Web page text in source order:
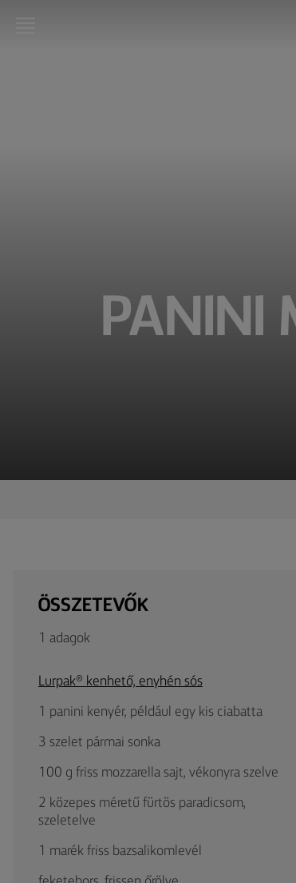
Magyarország
PANINI
ÖSSZETEVŐK
1 adagok
Lurpak® kenhető, enyhén sós
1 panini kenyér, például egy kis ciabatta
3 szelet pármai sonka
100 g friss mozzarella sajt, vékonyra szelve
2 közepes méretű fürtös paradicsom,
szeletelve
1 marék friss bazsalikomlevél